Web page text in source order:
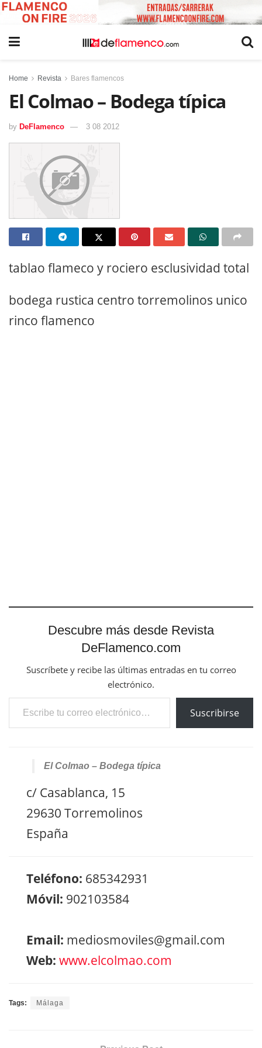
Home Revista Bares flamencos
El Colmao – Bodega típica
by DeFlamenco 3 08 2012
tablao flameco y rociero esclusividad total
bodega rustica centro torremolinos unico
rinco flamenco
Descubre más desde Revista
DeFlamenco.com
Suscríbete y recibe las últimas entradas en tu correo
electrónico.
Escribe tu correo electrónico…
Suscribirse
El Colmao – Bodega típica
c/ Casablanca, 15
29630 Torremolinos
España
Teléfono: 685342931
Móvil: 902103584
Email: mediosmoviles@gmail.com
Web: www.elcolmao.com
Tags: Málaga